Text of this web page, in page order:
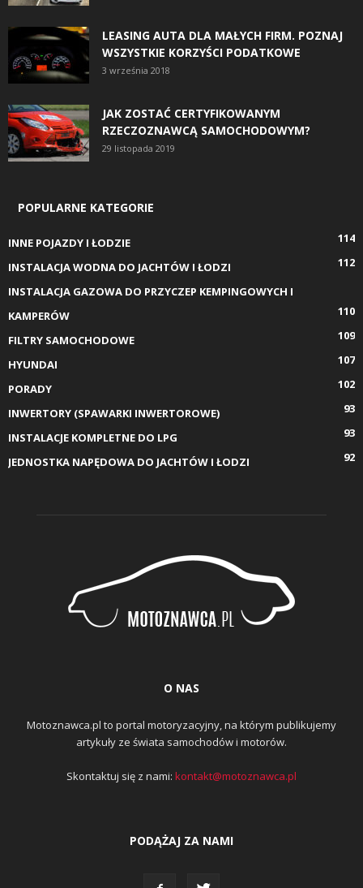
LEASING AUTA DLA MAŁYCH FIRM. POZNAJ
WSZYSTKIE KORZYŚCI PODATKOWE
3 września 2018
JAK ZOSTAĆ CERTYFIKOWANYM
RZECZOZNAWCĄ SAMOCHODOWYM?
29 listopada 2019
POPULARNE KATEGORIE
INNE POJAZDY I ŁODZIE
114
INSTALACJA WODNA DO JACHTÓW I ŁODZI
112
INSTALACJA GAZOWA DO PRZYCZEP KEMPINGOWYCH I
KAMPERÓW
110
FILTRY SAMOCHODOWE
109
HYUNDAI
107
PORADY
102
INWERTORY (SPAWARKI INWERTOROWE)
93
INSTALACJE KOMPLETNE DO LPG
93
JEDNOSTKA NAPĘDOWA DO JACHTÓW I ŁODZI
92
O NAS
Motoznawca.pl to portal motoryzacyjny, na którym publikujemy
artykuły ze świata samochodów i motorów.
Skontaktuj się z nami: kontakt@motoznawca.pl
PODĄŻAJ ZA NAMI